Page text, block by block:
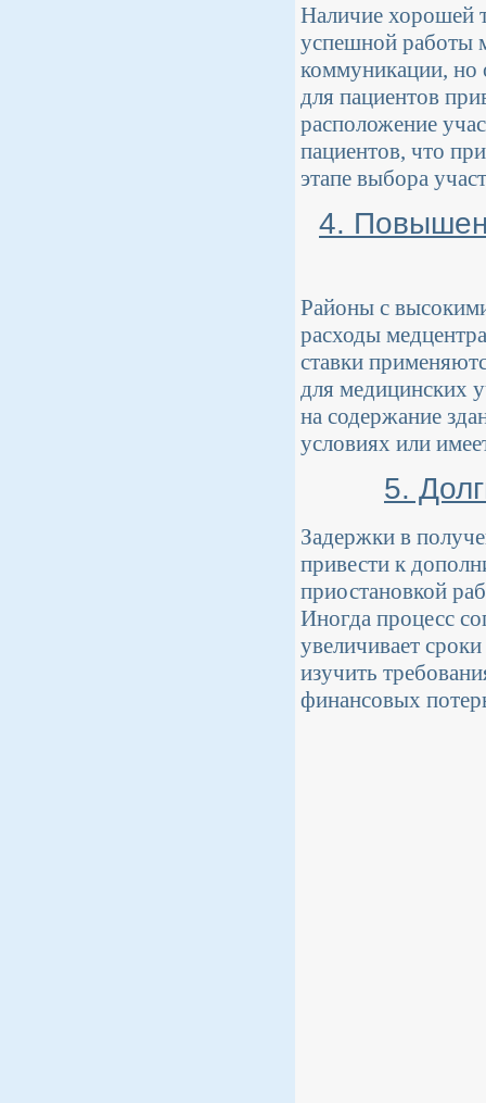
Наличие хорошей
успешной работы
коммуникации, но
для пациентов
расположение
пациентов, что
этапе выбора
4.
Районы с
расходы
ставки
для медицинских
на содержание
условиях или
5.
Задержки в
привести к
приостановкой
Иногда процесс
увеличивает
изучить
финансовых